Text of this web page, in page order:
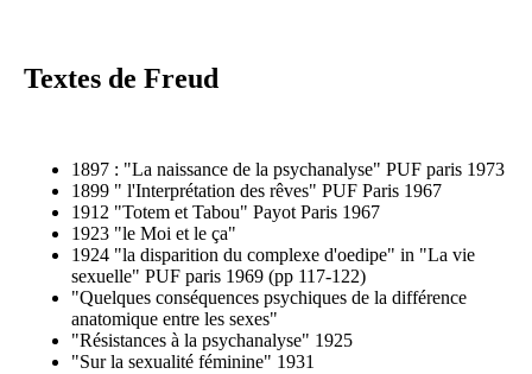
Textes de Freud
1897 : "La naissance de la psychanalyse" PUF paris 1973
1899 " l'Interprétation des rêves" PUF Paris 1967
1912 "Totem et Tabou" Payot Paris 1967
1923 "le Moi et le ça"
1924 "la disparition du complexe d'oedipe" in "La vie
sexuelle" PUF paris 1969 (pp 117-122)
"Quelques conséquences psychiques de la différence
anatomique entre les sexes"
"Résistances à la psychanalyse" 1925
"Sur la sexualité féminine" 1931